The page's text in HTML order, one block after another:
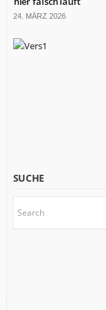
24. MÄRZ 2026
SUCHE
kommen
zu
Wort,
an,
die